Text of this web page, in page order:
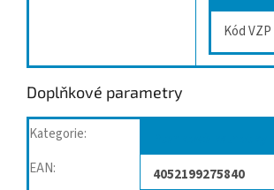
Kód VZP
Doplňkové parametry
Kategorie:
EAN:
4052199275840